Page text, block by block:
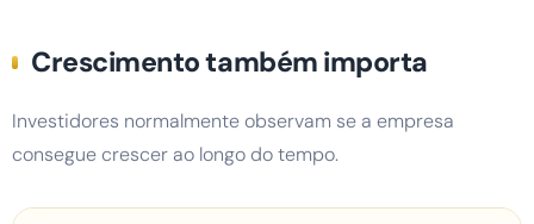
Crescimento também importa
Investidores normalmente observam se a empresa
consegue crescer ao longo do tempo.